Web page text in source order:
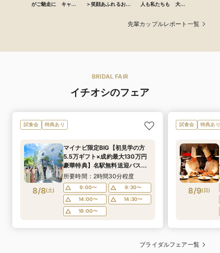
がご馳走に キャン
＞笑顔あふれるお祭
人も私たちも 大満
先輩カップルレポート一覧
BRIDAL FAIR
イチオシのフェア
試食会 特典あり
8/8(土)
マイナビ限定BIG【初見学の方
5.5万ギフト×成約最大130万円
豪華特典】名駅無料送迎バス付
＆厳選A5和牛×オマール海老試
食×世界大会優勝パティシエのレ
シピ★デザートブッフェ40名様
分プレゼント！
所要時間：2時間30分程度
9:00〜
9:30〜
14:00〜
14:30〜
18:00〜
試食会 特典あり
8/9(日)
ブライダルフェア一覧